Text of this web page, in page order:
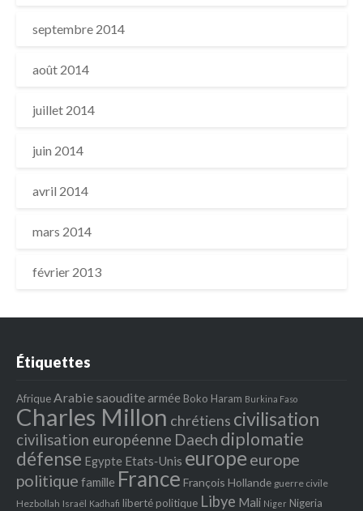
septembre 2014
août 2014
juillet 2014
juin 2014
avril 2014
mars 2014
février 2013
Étiquettes
AfriqueArabie saoudite armée Boko Haram Burkina Faso
Charles Millon chrétiens civilisation
civilisation européenne Daech diplomatie
défense Egypte Etats‐Unis europeeurope
politique famille France François Hollande guerre civile
Hezbollah Israël Kadhafi liberté politique Libye Mali Niger Nigeria